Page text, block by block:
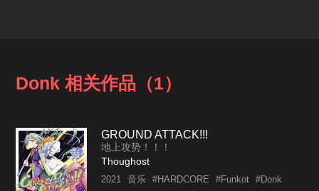
Donk 相关作品（1）
GROUND ATTACK!!!
地上攻势！！！
Thoughost
2021 音乐 #HARDCORE #Funkot
#Donk